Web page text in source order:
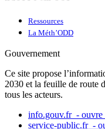
Ressources
La Méth’ODD
Gouvernement
Ce site propose
2030 et la feuille de route
tous les acteurs.
info.gouv.fr - ouvre
service-public.fr -